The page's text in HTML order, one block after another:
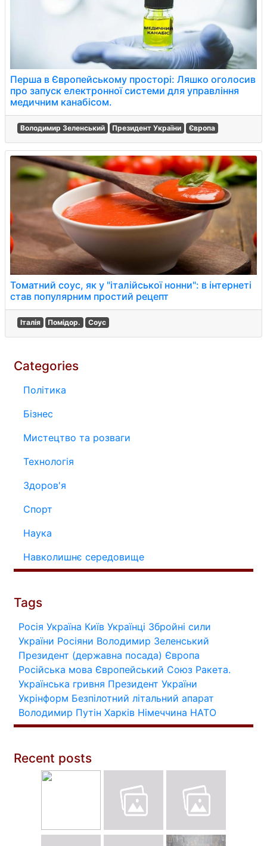
Перша в Європейському просторі: Ляшко оголосив
про запуск електронної системи для управління
медичним канабісом.
Володимир Зеленський Президент України Європа
Томатний соус, як у "італійської нонни": в інтернеті
став популярним простий рецепт
Італія Помідор. Соус
Categories
Політика
Бізнес
Мистецтво та розваги
Технологія
Здоров'я
Спорт
Наука
Навколишнє середовище
Tags
Росія Україна Київ Українці Збройні сили
України Росіяни Володимир Зеленський
Президент (державна посада) Європа
Російська мова Європейський Союз Ракета.
Українська гривня Президент України
Укрінформ Безпілотний літальний апарат
Володимир Путін Харків Німеччина НАТО
Recent posts